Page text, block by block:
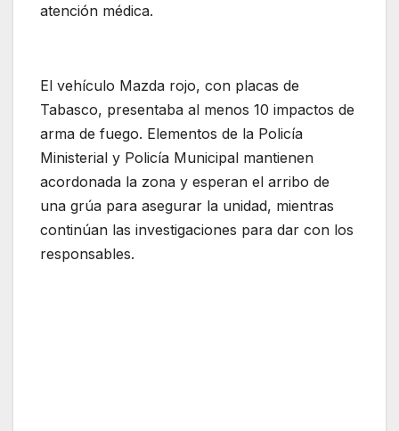
atención médica.
El vehículo Mazda rojo, con placas de
Tabasco, presentaba al menos 10 impactos de
arma de fuego. Elementos de la Policía
Ministerial y Policía Municipal mantienen
acordonada la zona y esperan el arribo de
una grúa para asegurar la unidad, mientras
continúan las investigaciones para dar con los
responsables.